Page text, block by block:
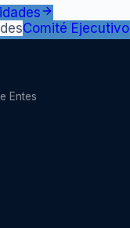
Comité Ejecutivo
Entes